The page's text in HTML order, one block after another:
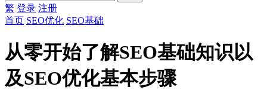
繁 登录 注册
首页 SEO优化 SEO基础
从零开始了解SEO基础知识以
及SEO优化基本步骤